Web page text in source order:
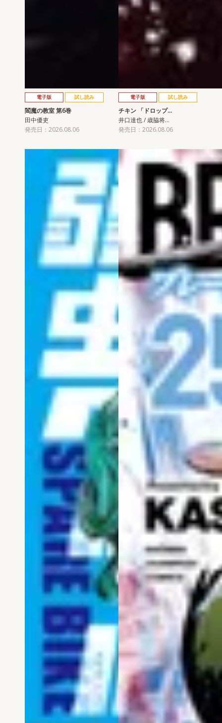
電子版 試し読み
閻魔の教室 第6巻
田中優吏
発売日：2026.08.06
電子版 試し読み
チキン 「ドロップ…
井口達也 / 歳脇将…
発売日：2026.08.06